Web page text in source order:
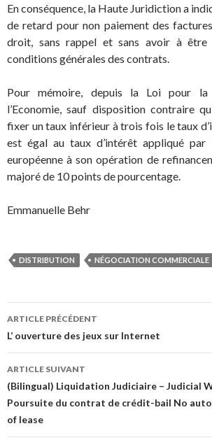
En conséquence, la Haute Juridiction a
de retard pour non paiement des
droit, sans rappel et sans avoir à être
conditions générales des contrats.
Pour mémoire, depuis la Loi pour la
l’Economie, sauf disposition contraire
fixer un taux inférieur à trois fois le taux
est égal au taux d’intérêt appliqué par
européenne à son opération de
majoré de 10 points de pourcentage.
Emmanuelle Behr
DISTRIBUTION NÉGOCIATION COMMERCIALE
Navigation
des
articles
ARTICLE PRÉCÉDENT
L’ ouverture des jeux sur Internet
ARTICLE SUIVANT
(Bilingual) Liquidation Judiciaire – Judicial
Poursuite du contrat de crédit-bail No
of lease